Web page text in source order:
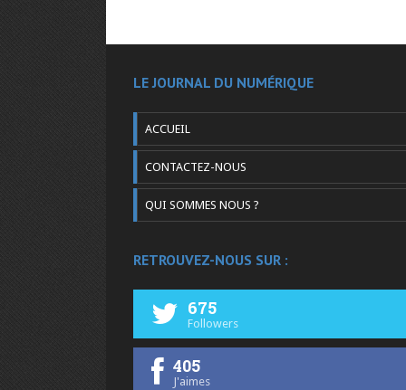
LE JOURNAL DU NUMÉRIQUE
ACCUEIL
CONTACTEZ-NOUS
QUI SOMMES NOUS ?
RETROUVEZ-NOUS SUR :
675
Followers
405
J'aimes